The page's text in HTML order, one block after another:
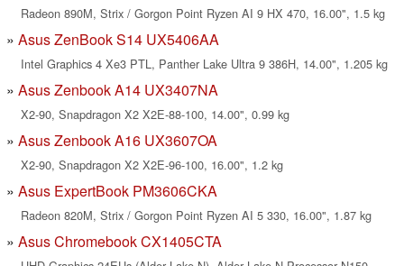
Radeon 890M, Strix / Gorgon Point Ryzen AI 9 HX 470, 16.00", 1.5 kg
Asus ZenBook S14 UX5406AA
Intel Graphics 4 Xe3 PTL, Panther Lake Ultra 9 386H, 14.00", 1.205 kg
Asus Zenbook A14 UX3407NA
X2-90, Snapdragon X2 X2E-88-100, 14.00", 0.99 kg
Asus Zenbook A16 UX3607OA
X2-90, Snapdragon X2 X2E-96-100, 16.00", 1.2 kg
Asus ExpertBook PM3606CKA
Radeon 820M, Strix / Gorgon Point Ryzen AI 5 330, 16.00", 1.87 kg
Asus Chromebook CX1405CTA